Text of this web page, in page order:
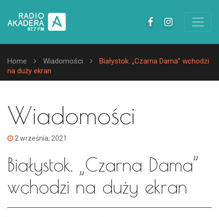
Home Wiadomości
Białystok. „Czarna Dama” wchodzi
na duży ekran
Wiadomości
2 września, 2021
Białystok. „Czarna Dama”
wchodzi na duży ekran